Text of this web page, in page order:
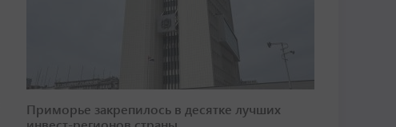
Приморье закрепилось в десятке лучших